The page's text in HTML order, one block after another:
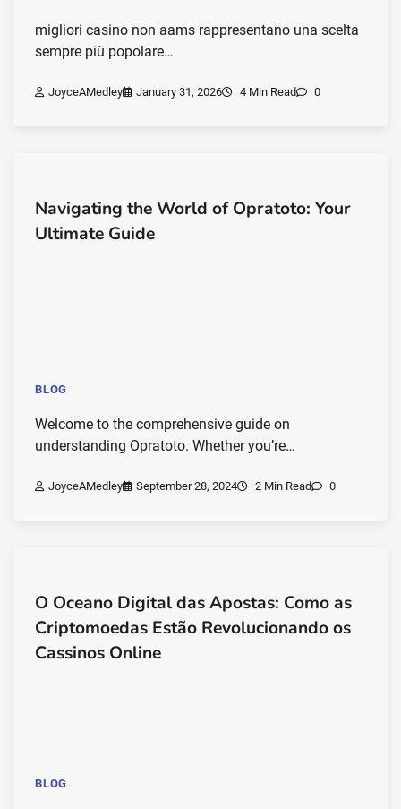
migliori casino non aams rappresentano una scelta
sempre più popolare…
JoyceAMedley January 31, 2026 4 Min Read 0
Navigating the World of Opratoto: Your
Ultimate Guide
BLOG
Welcome to the comprehensive guide on
understanding Opratoto. Whether you’re…
JoyceAMedley September 28, 2024 2 Min Read 0
O Oceano Digital das Apostas: Como as
Criptomoedas Estão Revolucionando os
Cassinos Online
BLOG